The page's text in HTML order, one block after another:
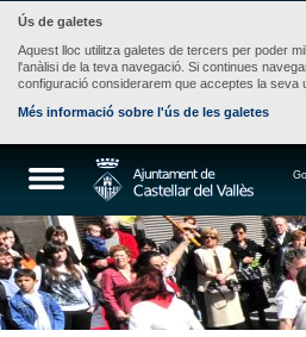
Ús de galetes
Aquest lloc utilitza galetes de tercers per poder
l'anàlisi de la teva navegació. Si continues
configuració considerarem que acceptes la seva
Més informació sobre l'ús de les galetes